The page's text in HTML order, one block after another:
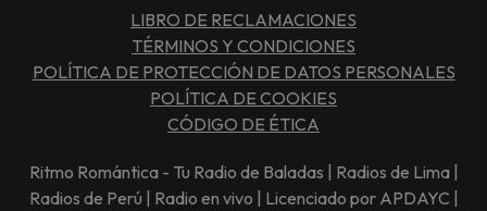
LIBRO DE RECLAMACIONES
TÉRMINOS Y CONDICIONES
POLÍTICA DE PROTECCIÓN DE DATOS PERSONALES
POLÍTICA DE COOKIES
CÓDIGO DE ÉTICA
Ritmo Romántica - Tu Radio de Baladas | Radios de Lima |
Radios de Perú | Radio en vivo | Licenciado por APDAYC |